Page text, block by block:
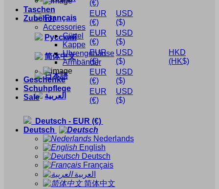
(€)
Français
EUR
(€)
USD
($)
Русский
EUR
(€)
USD
($)
简体中文
EUR
(€)
USD
($)
HKD
(HK$)
日本語
EUR
(€)
USD
($)
العربية
EUR
(€)
USD
($)
Deutsch - EUR (€)
Deutsch
Nederlands
English
Deutsch
Français
العربية
简体中文
Taschen
Zubehör
Accessories
Gürtel
Kappe
Uhrengehäuse
Armbänder
Geschenke
Schuhpflege
Sale